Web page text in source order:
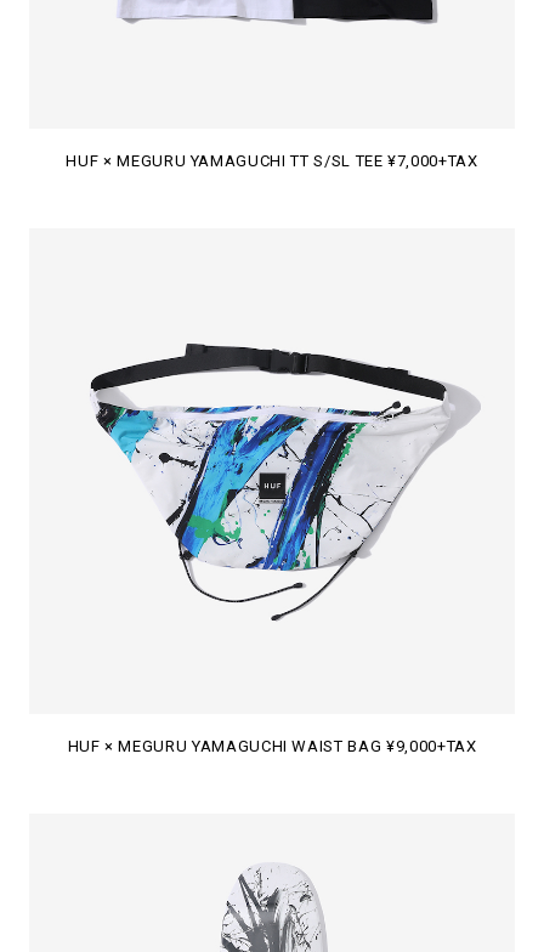
HUF × MEGURU YAMAGUCHI TT S/SL TEE ¥7,000+TAX
HUF × MEGURU YAMAGUCHI WAIST BAG ¥9,000+TAX